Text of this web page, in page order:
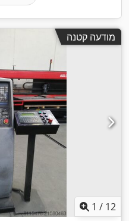
מודעה קטנה
1 / 12